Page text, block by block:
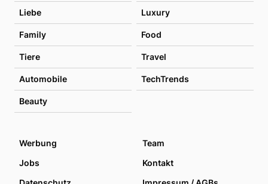
Liebe Luxury
Family Food
Tiere Travel
Automobile TechTrends
Beauty
Werbung
Team
Jobs
Kontakt